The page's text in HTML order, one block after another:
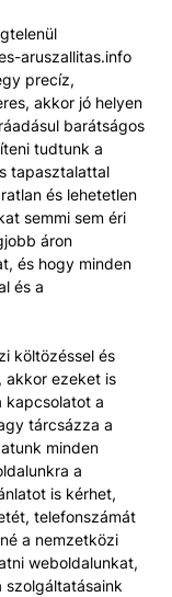
aruszallitas.info
precíz,
akkor jó helyen
barátságos
tudtunk a
tapasztalattal
és lehetetlen
semmi sem éri
áron
és hogy minden
és a
költözéssel és
akkor ezeket is
kapcsolatot a
tárcsázza a
minden
a
is kérhet,
telefonszámát
a nemzetközi
weboldalunkat,
szolgáltatásaink